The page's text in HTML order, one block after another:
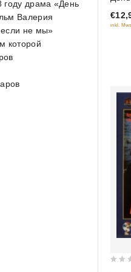
out
of
5
inkl.
году драма «День
Валерия
не мы»
которой